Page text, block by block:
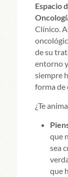
Espacio
Clínico.
de su
entorno
siempre
forma de
¿Te
que
sea
que